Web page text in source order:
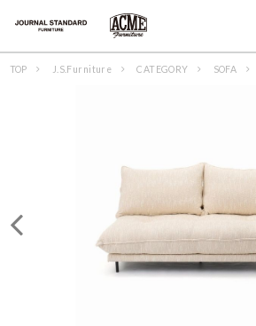
TOP J.S.Furniture CATEGORY SOFA